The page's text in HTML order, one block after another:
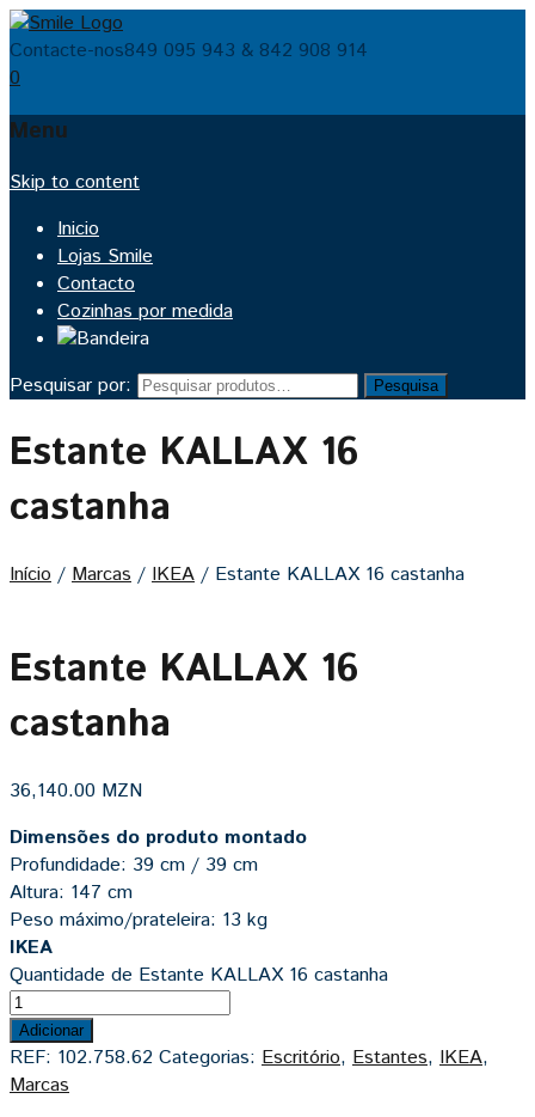
Contacte-nos849 095 943 & 842 908 914
0
Menu
Skip to content
Inicio
Lojas Smile
Contacto
Cozinhas por medida
Pesquisar por: Pesquisa
Estante KALLAX 16
castanha
Início / Marcas / IKEA / Estante KALLAX 16 castanha
Estante KALLAX 16
castanha
36,140.00 MZN
Dimensões do produto montado
Profundidade: 39 cm / 39 cm
Altura: 147 cm
Peso máximo/prateleira: 13 kg
IKEA
Quantidade de Estante KALLAX 16 castanha
Adicionar
REF: 102.758.62 Categorias: Escritório, Estantes, IKEA,
Marcas